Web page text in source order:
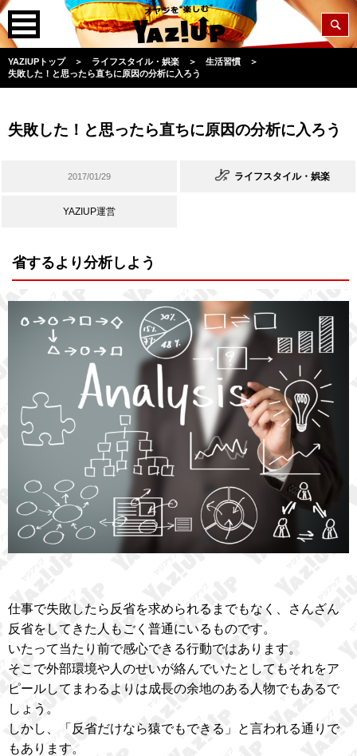
YAZIUPトップ ＞ ライフスタイル・娯楽 ＞ 生活習慣
＞
失敗した！と思ったら直ちに原因の分析に入ろう
失敗した！と思ったら直ちに原因の分析に入ろう
2017/01/29 ライフスタイル・娯楽
YAZIUP運営
省するより分析しよう
仕事で失敗したら反省を求められるまでもなく、さんざん
反省をしてきた人もごく普通にいるものです。
いたって当たり前で感心できる行動ではあります。
そこで外部環境や人のせいが絡んでいたとしてもそれをア
ピールしてまわるよりは成長の余地のある人物でもあるで
しょう。
しかし、「反省だけなら猿でもできる」と言われる通りで
もあります。